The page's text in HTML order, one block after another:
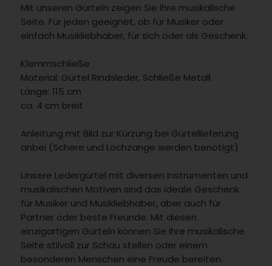
Mit unseren Gürteln zeigen Sie Ihre musikalische
Seite. Für jeden geeignet, ob für Musiker oder
einfach Musikliebhaber, für sich oder als Geschenk.
Klemmschließe
Material: Gürtel Rindsleder, Schließe Metall
Länge: 115 cm
ca. 4 cm breit
Anleitung mit Bild zur Kürzung bei Gürtellieferung
anbei (Schere und Lochzange werden benötigt)
Unsere Ledergürtel mit diversen Instrumenten und
musikalischen Motiven sind das ideale Geschenk
für Musiker und Musikliebhaber, aber auch für
Partner oder beste Freunde. Mit diesen
einzigartigen Gürteln können Sie Ihre musikalische
Seite stilvoll zur Schau stellen oder einem
besonderen Menschen eine Freude bereiten.